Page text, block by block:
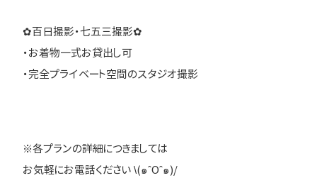
✿百日撮影・七五三撮影✿
・お着物一式お貸出し可
・完全プライベート空間のスタジオ撮影
※各プランの詳細につきましては
お気軽にお電話ください \(๑ˆOˆ๑)/